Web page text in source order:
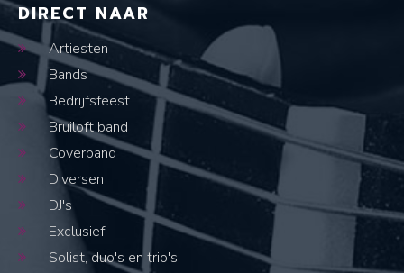
DIRECT NAAR
Artiesten
Bands
Bedrijfsfeest
Bruiloft band
Coverband
Diversen
DJ's
Exclusief
Solist, duo's en trio's